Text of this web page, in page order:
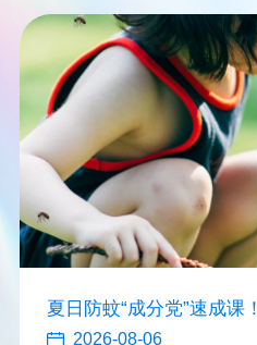
夏日防蚊“成分党”速成课！
2026-08-06